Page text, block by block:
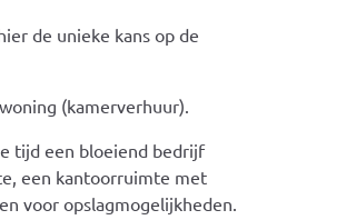
de unieke kans op de
(kamerverhuur).
tijd een bloeiend bedrijf
een kantoorruimte met
voor opslagmogelijkheden.